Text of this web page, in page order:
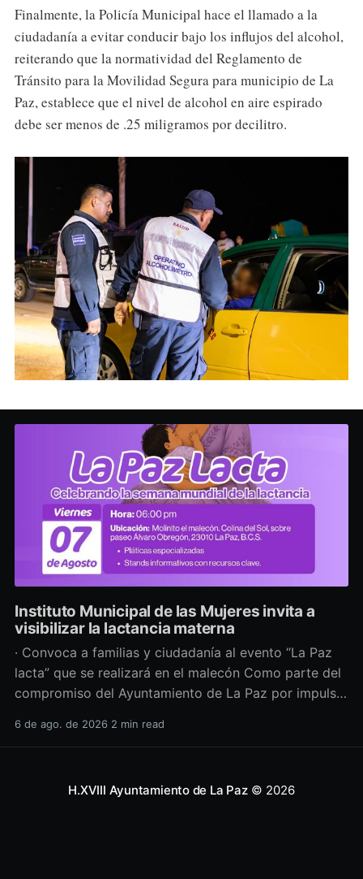
Finalmente, la Policía Municipal hace el llamado a la
ciudadanía a evitar conducir bajo los influjos del alcohol,
reiterando que la normatividad del Reglamento de
Tránsito para la Movilidad Segura para municipio de La
Paz, establece que el nivel de alcohol en aire espirado
debe ser menos de .25 miligramos por decilitro.
Instituto Municipal de las Mujeres invita a
visibilizar la lactancia materna
· Convoca a familias y ciudadanía al evento “La Paz
lacta” que se realizará en el malecón Como parte del
compromiso del Ayuntamiento de La Paz por impulsar
salud y los derechos de las mujeres, así como generar
6 de ago. de 2026 2 min read
H.XVIII Ayuntamiento de La Paz© 2026